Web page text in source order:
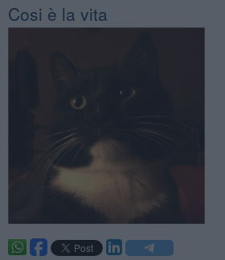
Cosi è la vita